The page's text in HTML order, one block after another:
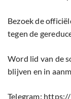
Bezoek de
tegen de
Word lid van de
blijven en in
Telegram: